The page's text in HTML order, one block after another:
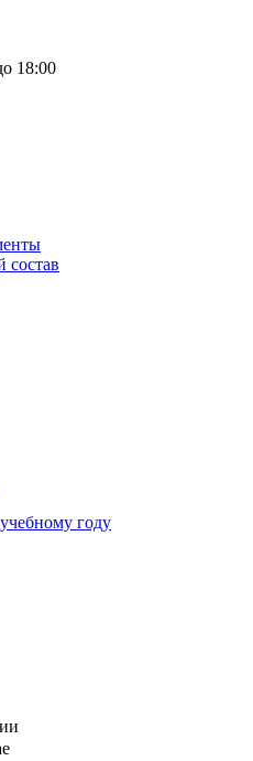
18:00
состав
году